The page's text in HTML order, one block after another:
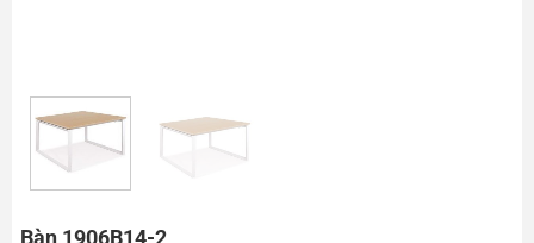
Bàn 1906B14-2